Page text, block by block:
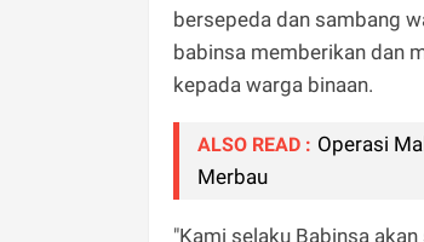
bersepeda dan sambang
babinsa memberikan dan
kepada warga binaan.
ALSO READ : Operasi
Merbau
"Kami selaku Babinsa